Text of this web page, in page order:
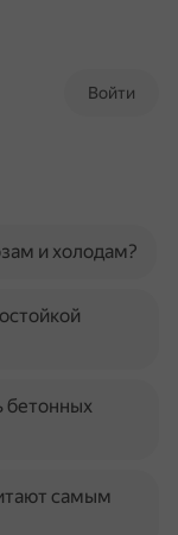
Войти
и холодам?
бетонных
самым